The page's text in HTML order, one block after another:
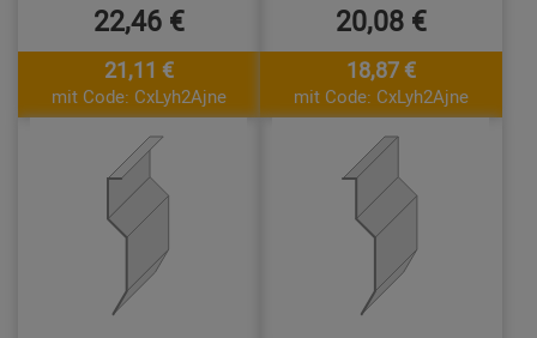
22,46 €
21,11 €
mit Code: CxLyh2Ajne
20,08 €
18,87 €
mit Code: CxLyh2Ajne